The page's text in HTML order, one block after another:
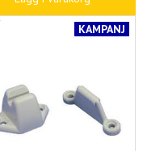
KAMPANJ